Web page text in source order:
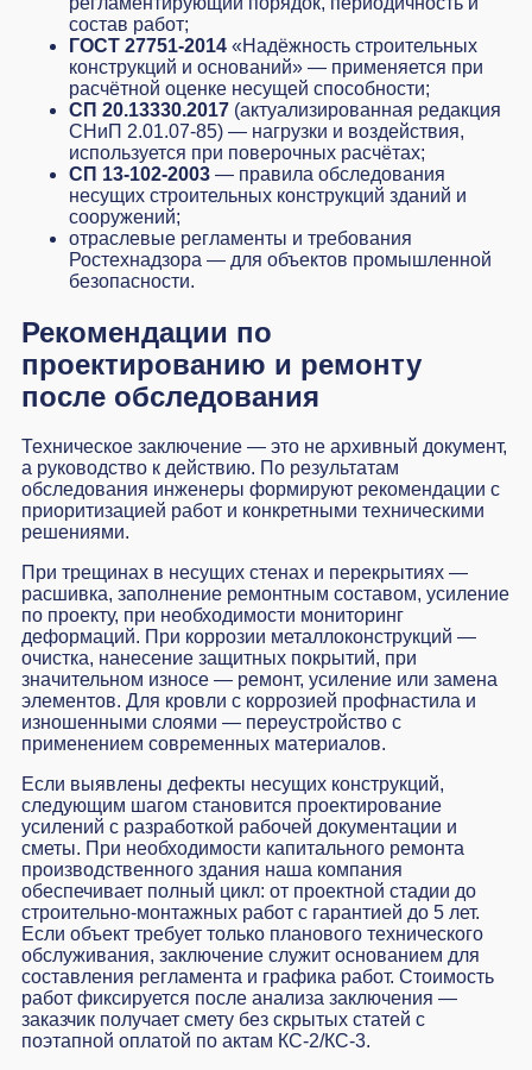
состав работ;
ГОСТ 27751-2014«Надёжность строительных
конструкций и оснований» — применяется при
расчётной оценке несущей способности;
СП 20.13330.2017(актуализированная редакция
СНиП 2.01.07-85) — нагрузки и воздействия,
используется при поверочных расчётах;
СП 13-102-2003— правила обследования
несущих строительных конструкций зданий и
сооружений;
отраслевые регламенты и требования
Ростехнадзора — для объектов промышленной
безопасности.
Рекомендации по
проектированию и ремонту
после обследования
Техническое заключение — это не архивный документ,
а руководство к действию. По результатам
обследования инженеры формируют рекомендации с
приоритизацией работ и конкретными техническими
решениями.
При трещинах в несущих стенах и перекрытиях —
расшивка, заполнение ремонтным составом, усиление
по проекту, при необходимости мониторинг
деформаций. При коррозии металлоконструкций —
очистка, нанесение защитных покрытий, при
значительном износе — ремонт, усиление или замена
элементов. Для кровли с коррозией профнастила и
изношенными слоями — переустройство с
применением современных материалов.
Если выявлены дефекты несущих конструкций,
следующим шагом становится проектирование
усилений с разработкой рабочей документации и
сметы. При необходимости капитального ремонта
производственного здания наша компания
обеспечивает полный цикл: от проектной стадии до
строительно-монтажных работ с гарантией до 5 лет.
Если объект требует только планового технического
обслуживания, заключение служит основанием для
составления регламента и графика работ. Стоимость
работ фиксируется после анализа заключения —
заказчик получает смету без скрытых статей с
поэтапной оплатой по актам КС-2/КС-3.